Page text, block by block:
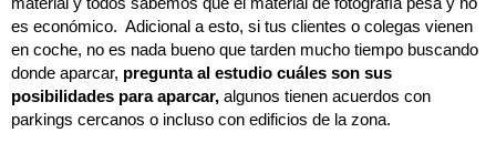
es económico. Adicional a esto, si tus clientes o colegas vienen
en coche, no es nada bueno que tarden mucho tiempo buscando
donde aparcar, pregunta al estudio cuáles son sus
posibilidades para aparcar, algunos tienen acuerdos con
parkings cercanos o incluso con edificios de la zona.